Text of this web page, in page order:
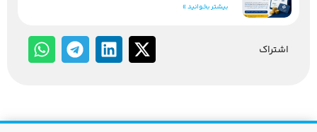
اشتراک
بیشتر بخوانید »